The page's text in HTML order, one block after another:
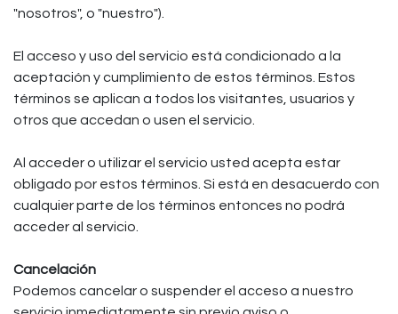
"nosotros", o "nuestro").
El acceso y uso del servicio está condicionado a la
aceptación y cumplimiento de estos términos. Estos
términos se aplican a todos los visitantes, usuarios y
otros que accedan o usen el servicio.
Al acceder o utilizar el servicio usted acepta estar
obligado por estos términos. Si está en desacuerdo con
cualquier parte de los términos entonces no podrá
acceder al servicio.
Cancelación
Podemos cancelar o suspender el acceso a nuestro